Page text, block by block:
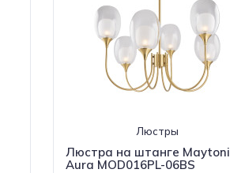
Люстры
Люстра на штанге Maytoni
Aura MOD016PL-06BS